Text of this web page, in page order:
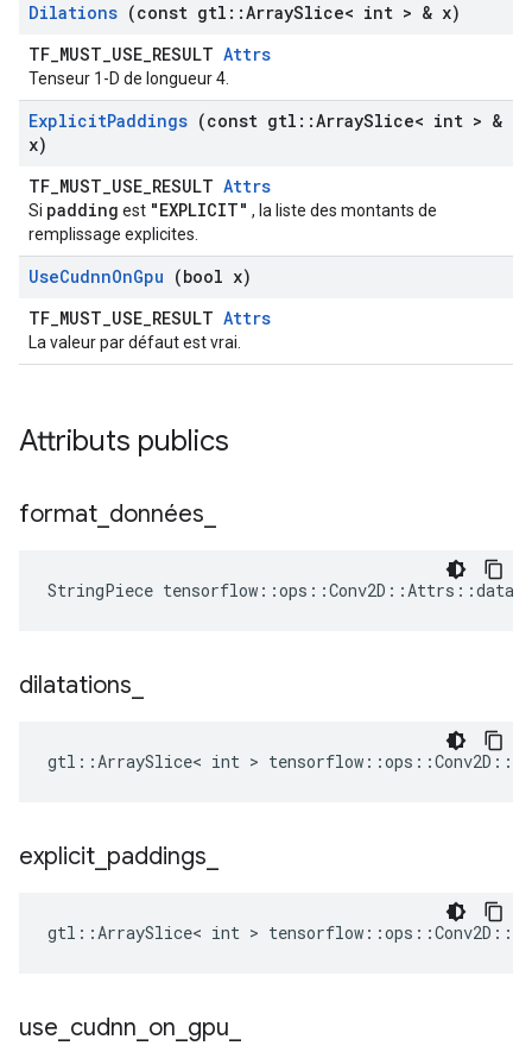
Dilations (const gtl ::ArraySlice< int > & x)
TF_MUST_USE_RESULT Attrs
Tenseur 1-D de longueur 4.
ExplicitPaddings (const gtl ::ArraySlice< int > &
x)
TF_MUST_USE_RESULT Attrs
Si padding est "EXPLICIT" , la liste des montants de
remplissage explicites.
UseCudnnOnGpu (bool x)
TF_MUST_USE_RESULT Attrs
La valeur par défaut est vrai.
Attributs publics
format données
StringPiece
dilatations
gtl::ArraySlice< int >
explicit paddings
gtl::ArraySlice< int >
use cudnn on gpu